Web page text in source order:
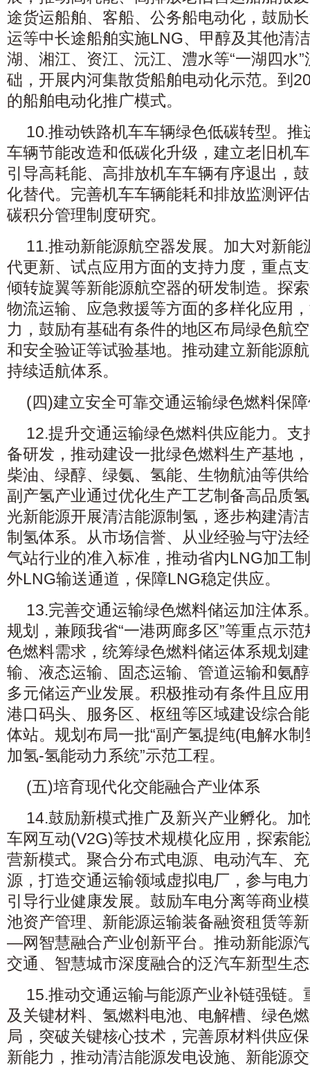
途货运船舶、客船、公务船电动化，鼓励
运等中长途船舶实施LNG、甲醇及其他清
湖、湘江、资江、沅江、澧水等“一湖四水
础，开展内河集散货船舶电动化示范。到
的船舶电动化推广模式。
10.推动铁路机车车辆绿色低碳转型。
车辆节能改造和低碳化升级，建立老旧机
引导高耗能、高排放机车车辆有序退出，
化替代。完善机车车辆能耗和排放监测评
碳积分管理制度研究。
11.推动新能源航空器发展。加大对新
代更新、试点应用方面的支持力度，重点
倾转旋翼等新能源航空器的研发制造。探
物流运输、应急救援等方面的多样化应用
力，鼓励有基础有条件的地区布局绿色航
和安全验证等试验基地。推动建立新能源
持续适航体系。
(四)建立安全可靠交通运输绿色燃料保
12.提升交通运输绿色燃料供应能力。
备研发，推动建设一批绿色燃料生产基地
柴油、绿醇、绿氨、氢能、生物航油等供
副产氢产业通过优化生产工艺制备高品质
光新能源开展清洁能源制氢，逐步构建清
制氢体系。从市场信誉、从业经验与守法
气站行业的准入标准，推动省内LNG加工
外LNG输送通道，保障LNG稳定供应。
13.完善交通运输绿色燃料储运加注体
规划，兼顾我省“一港两廊多区”等重点示
色燃料需求，统筹绿色燃料储运体系规划
输、液态运输、固态运输、管道运输和氨
多元储运产业发展。积极推动有条件且应
港口码头、服务区、枢纽等区域建设综合
体站。规划布局一批“副产氢提纯(电解水
加氢-氢能动力系统”示范工程。
(五)培育现代化交能融合产业体系
14.鼓励新模式推广及新兴产业孵化。
车网互动(V2G)等技术规模化应用，探索
营新模式。聚合分布式电源、电动汽车、
源，打造交通运输领域虚拟电厂，参与电
引导行业健康发展。鼓励车电分离等商业
池资产管理、新能源运输装备融资租赁等
—网智慧融合产业创新平台。推动新能源
交通、智慧城市深度融合的泛汽车新型生
15.推动交通运输与能源产业补链强链
及关键材料、氢燃料电池、电解槽、绿色
局，突破关键核心技术，完善原材料供应
新能力，推动清洁能源发电设施、新能源